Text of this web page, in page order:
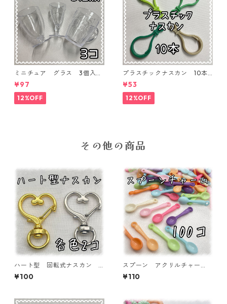
ミニチュア グラス 3個入り
【MNT-GLS-3P-01】
¥97
12%OFF
プラスチックナスカン 10本
入り【PK-10】
¥53
12%OFF
その他の商品
ハート型 回転式ナスカン
各色2個入り 丸カンつき【AP
-KNK-HAT2P】
¥100
スプーン アクリルチャー
ム 100個入り 【ACM-SPN
-MIX100】
¥110